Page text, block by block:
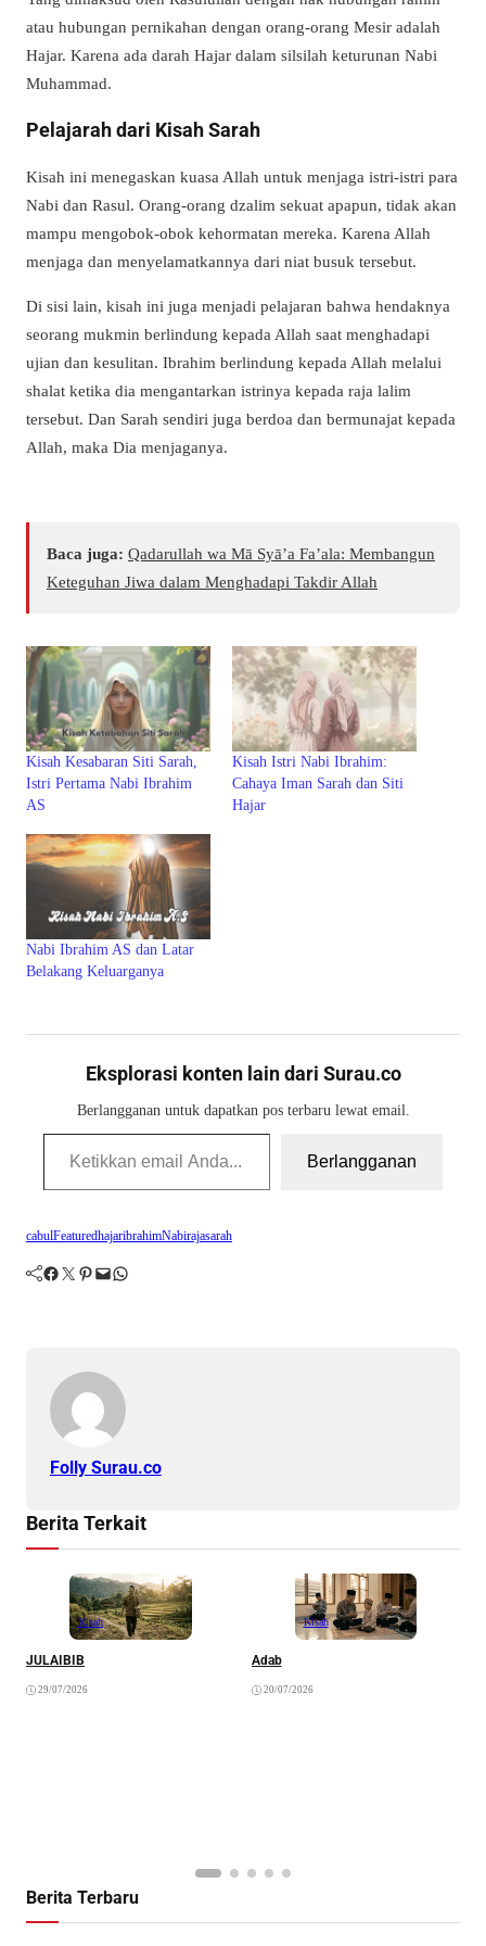
atau hubungan pernikahan dengan orang-orang Mesir adalah
Hajar. Karena ada darah Hajar dalam silsilah keturunan Nabi
Muhammad.
Pelajarah dari Kisah Sarah
Kisah ini menegaskan kuasa Allah untuk menjaga istri-istri para
Nabi dan Rasul. Orang-orang dzalim sekuat apapun, tidak akan
mampu mengobok-obok kehormatan mereka. Karena Allah
menjaga dan menyelamatkannya dari niat busuk tersebut.
Di sisi lain, kisah ini juga menjadi pelajaran bahwa hendaknya
seorang mukmin berlindung kepada Allah saat menghadapi
ujian dan kesulitan. Ibrahim berlindung kepada Allah melalui
shalat ketika dia mengantarkan istrinya kepada raja lalim
tersebut. Dan Sarah sendiri juga berdoa dan bermunajat kepada
Allah, maka Dia menjaganya.
Baca juga: Qadarullah wa Mā Syā’a Fa’ala: Membangun
Keteguhan Jiwa dalam Menghadapi Takdir Allah
Kisah Kesabaran Siti Sarah,
Istri Pertama Nabi Ibrahim
AS
Kisah Istri Nabi Ibrahim:
Cahaya Iman Sarah dan Siti
Hajar
Nabi Ibrahim AS dan Latar
Belakang Keluarganya
Eksplorasi konten lain dari Surau.co
Berlangganan untuk dapatkan pos terbaru lewat email.
Ketikkan email Anda...
Berlangganan
cabulFeaturedhajaribrahimNabirajasarah
Facebook Twitter Pinterest Mail WhatsApp
Folly Surau.co
Berita Terkait
Kisah
JULAIBIB
29/07/2026
Kisah
Adab
20/07/2026
Berita Terbaru